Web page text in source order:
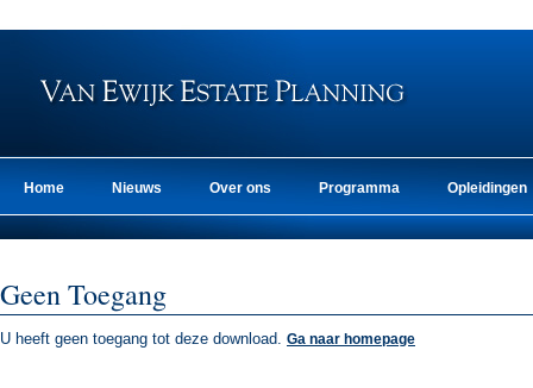
Home Nieuws Over ons Programma Opleidingen
Geen Toegang
U heeft geen toegang tot deze download. Ga naar homepage